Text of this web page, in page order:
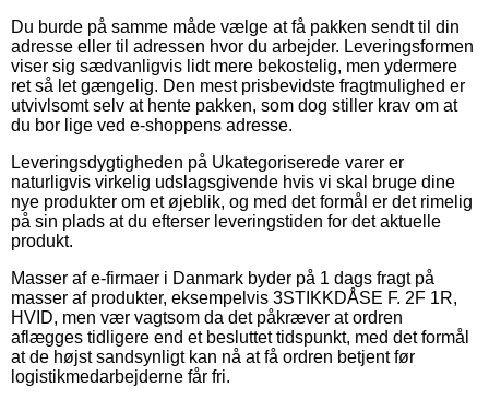
Du burde på samme måde vælge at få pakken sendt til din
adresse eller til adressen hvor du arbejder. Leveringsformen
viser sig sædvanligvis lidt mere bekostelig, men ydermere
ret så let gængelig. Den mest prisbevidste fragtmulighed er
utvivlsomt selv at hente pakken, som dog stiller krav om at
du bor lige ved e-shoppens adresse.
Leveringsdygtigheden på Ukategoriserede varer er
naturligvis virkelig udslagsgivende hvis vi skal bruge dine
nye produkter om et øjeblik, og med det formål er det rimelig
på sin plads at du efterser leveringstiden for det aktuelle
produkt.
Masser af e-firmaer i Danmark byder på 1 dags fragt på
masser af produkter, eksempelvis 3STIKKDÅSE F. 2F 1R,
HVID, men vær vagtsom da det påkræver at ordren
aflægges tidligere end et besluttet tidspunkt, med det formål
at de højst sandsynligt kan nå at få ordren betjent før
logistikmedarbejderne får fri.